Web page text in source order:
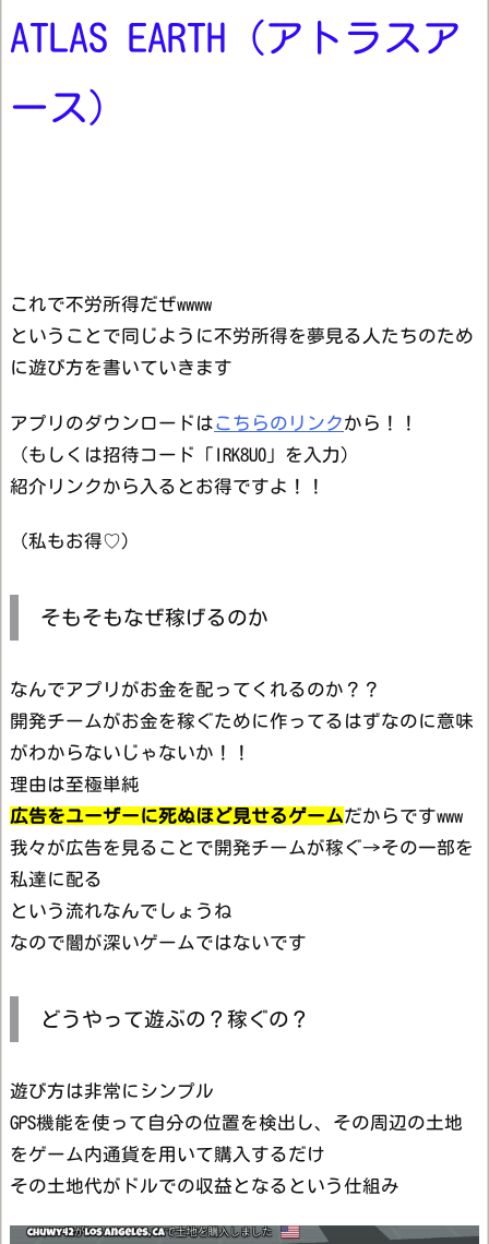
ATLAS EARTH（アトラスア
ース）
これで不労所得だぜwwww
ということで同じように不労所得を夢見る人たちのため
に遊び方を書いていきます
アプリのダウンロードはこちらのリンクから！！
（もしくは招待コード「IRK8U0」を入力）
紹介リンクから入るとお得ですよ！！
（私もお得♡）
そもそもなぜ稼げるのか
なんでアプリがお金を配ってくれるのか？？
開発チームがお金を稼ぐために作ってるはずなのに意味
がわからないじゃないか！！
理由は至極単純
広告をユーザーに死ぬほど見せるゲームだからですwww
我々が広告を見ることで開発チームが稼ぐ→その一部を
私達に配る
という流れなんでしょうね
なので闇が深いゲームではないです
どうやって遊ぶの？稼ぐの？
遊び方は非常にシンプル
GPS機能を使って自分の位置を検出し、その周辺の土地
をゲーム内通貨を用いて購入するだけ
その土地代がドルでの収益となるという仕組み